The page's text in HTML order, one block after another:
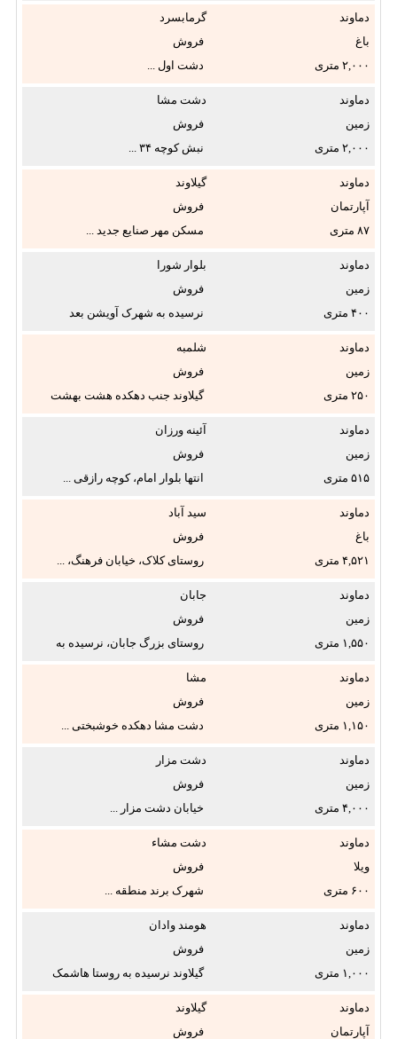
شوفاژ:
فقط
دماوند
گرمابسرد
باغ
فروش
۲,۰۰۰
دشت اول ...
دماوند
دشت مشا
زمین
فروش
۲,۰۰۰
نبش کوچه ۳۴ ...
دماوند
گیلاوند
آپارتمان
فروش
۸۷
مسکن مهر صنایع جدید ...
دماوند
بلوار شورا
زمین
فروش
۴۰۰
نرسیده به شهرک آویشن بعد
دماوند
شلمبه
زمین
فروش
۲۵۰
گیلاوند جنب دهکده هشت بهشت
دماوند
آئینه ورزان
زمین
فروش
۵۱۵
انتها بلوار امام، کوچه رازقی ...
دماوند
سید آباد
باغ
فروش
۴,۵۲۱
روستای کلاک، خیابان فرهنگ، ...
دماوند
جابان
زمین
فروش
۱,۵۵۰
روستای بزرگ جابان، نرسیده به
دماوند
مشا
زمین
فروش
۱,۱۵۰
دشت مشا دهکده خوشبختی ...
دماوند
دشت مزار
زمین
فروش
۴,۰۰۰
خیابان دشت مزار ...
دماوند
دشت مشاء
ویلا
فروش
۶۰۰
شهرک برند منطقه ...
دماوند
هومند وادان
زمین
فروش
۱,۰۰۰
گیلاوند نرسیده به روستا هاشمک‌
دماوند
گیلاوند
آپارتمان
فروش